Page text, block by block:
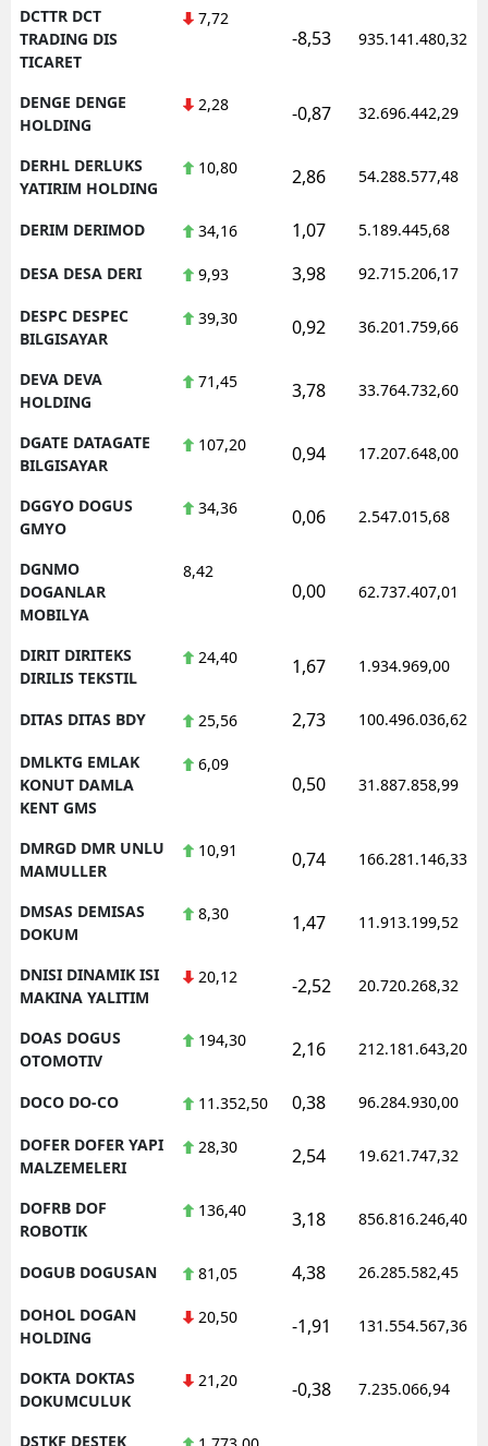
DCTTR DCT
TRADING DIS
TICARET
7,72
-8,53 935.141.480,32
DENGE DENGE
HOLDING
2,28 -0,87 32.696.442,29
DERHL DERLUKS
YATIRIM HOLDING
10,80 2,86 54.288.577,48
DERIM DERIMOD 34,16 1,07 5.189.445,68
DESA DESA DERI 9,93 3,98 92.715.206,17
DESPC DESPEC
BILGISAYAR
39,30 0,92 36.201.759,66
DEVA DEVA
HOLDING
71,45 3,78 33.764.732,60
DGATE DATAGATE
BILGISAYAR
107,20 0,94 17.207.648,00
DGGYO DOGUS
GMYO
34,36 0,06 2.547.015,68
DGNMO
DOGANLAR
MOBILYA
8,42
0,00 62.737.407,01
DIRIT DIRITEKS
DIRILIS TEKSTIL
24,40 1,67 1.934.969,00
DITAS DITAS BDY 25,56 2,73 100.496.036,62
DMLKTG EMLAK
KONUT DAMLA
KENT GMS
6,09
0,50 31.887.858,99
DMRGD DMR UNLU
MAMULLER
10,91 0,74 166.281.146,33
DMSAS DEMISAS
DOKUM
8,30 1,47 11.913.199,52
DNISI DINAMIK ISI
MAKINA YALITIM
20,12 -2,52 20.720.268,32
DOAS DOGUS
OTOMOTIV
194,30 2,16 212.181.643,20
DOCO DO-CO 11.352,50 0,38 96.284.930,00
DOFER DOFER YAPI
MALZEMELERI
28,30 2,54 19.621.747,32
DOFRB DOF
ROBOTIK
136,40 3,18 856.816.246,40
DOGUB DOGUSAN 81,05 4,38 26.285.582,45
DOHOL DOGAN
HOLDING
20,50 -1,91 131.554.567,36
DOKTA DOKTAS
DOKUMCULUK
21,20 -0,38 7.235.066,94
DSTKF DESTEK